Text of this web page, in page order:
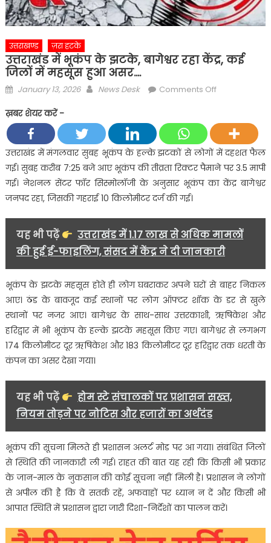
उत्तराखण्ड ज़रा हटके
उत्तराखंड में भूकंप के झटके, बागेश्वर रहा केंद्र, कई
जिलों में महसूस हुआ असर….
Posted
January 13, 2026 Author
News Desk Comments Offon
भूकंप
के
झटके,
बागेश्वर
रहा
जिलों
में
महसूस
हुआ
असर….
ख़बर शेयर करें -
उत्तराखंड में मंगलवार सुबह भूकंप के हल्के झटकों से लोगों में दहशत फैल
गई। सुबह करीब 7:25 बजे आए भूकंप की तीव्रता रिक्टर पैमाने पर 3.5 मापी
गई। नेशनल सेंटर फॉर सिस्मोलॉजी के अनुसार भूकंप का केंद्र बागेश्वर
जनपद रहा, जिसकी गहराई 10 किलोमीटर दर्ज की गई।
यह भी पढ़ें
उत्तराखंड में 1.17 लाख से अधिक मामलों
की हुई ई-फाइलिंग, संसद में केंद्र ने दी जानकारी
भूकंप के झटके महसूस होते ही लोग घबराकर अपने घरों से बाहर निकल
आए। ठंड के बावजूद कई स्थानों पर लोग ऑफ्टर शॉक के डर से खुले
स्थानों पर नजर आए। बागेश्वर के साथ-साथ उत्तरकाशी, ऋषिकेश और
हरिद्वार में भी भूकंप के हल्के झटके महसूस किए गए। बागेश्वर से लगभग
174 किलोमीटर दूर ऋषिकेश और 183 किलोमीटर दूर हरिद्वार तक धरती के
कंपन का असर देखा गया।
यह भी पढ़ें
होम स्टे संचालकों पर प्रशासन सख्त,
नियम तोड़ने पर नोटिस और हजारों का अर्थदंड
भूकंप की सूचना मिलते ही प्रशासन अलर्ट मोड पर आ गया। संबंधित जिलों
से स्थिति की जानकारी ली गई। राहत की बात यह रही कि किसी भी प्रकार
के जान-माल के नुकसान की कोई सूचना नहीं मिली है। प्रशासन ने लोगों
से अपील की है कि वे सतर्क रहें, अफवाहों पर ध्यान न दें और किसी भी
आपात स्थिति में प्रशासन द्वारा जारी दिशा-निर्देशों का पालन करें।